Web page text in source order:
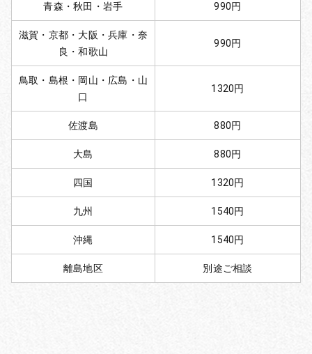
青森・秋田・岩手 990円
滋賀・京都・大阪・兵庫・奈
良・和歌山
990円
鳥取・島根・岡山・広島・山
口
1320円
佐渡島 880円
大島 880円
四国 1320円
九州 1540円
沖縄 1540円
離島地区 別途ご相談